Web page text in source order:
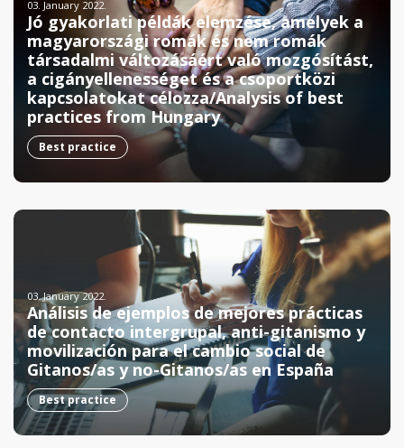
03. January 2022.
Jó gyakorlati példák elemzése, amelyek a
magyarországi romák és nem romák
társadalmi változásáért való mozgósítást,
a cigányellenességet és a csoportközi
kapcsolatokat célozza/Analysis of best
practices from Hungary
Best practice
03. January 2022.
Análisis de ejemplos de mejores prácticas
de contacto intergrupal, anti-gitanismo y
movilización para el cambio social de
Gitanos/as y no-Gitanos/as en España
Best practice